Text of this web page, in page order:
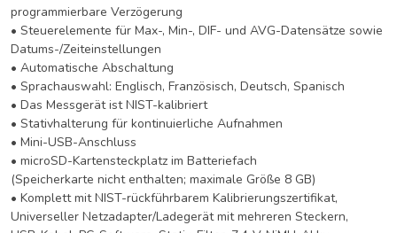
programmierbare Verzögerung
• Steuerelemente für Max-, Min-, DIF- und AVG-Datensätze sowie
Datums-/Zeiteinstellungen
• Automatische Abschaltung
• Sprachauswahl: Englisch, Französisch, Deutsch, Spanisch
• Das Messgerät ist NIST-kalibriert
• Stativhalterung für kontinuierliche Aufnahmen
• Mini-USB-Anschluss
• microSD-Kartensteckplatz im Batteriefach
(Speicherkarte nicht enthalten; maximale Größe 8 GB)
• Komplett mit NIST-rückführbarem Kalibrierungszertifikat,
Universeller Netzadapter/Ladegerät mit mehreren Steckern,